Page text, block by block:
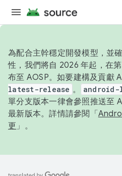
為配合主幹穩定開發模型，並
性，我們將自 2026 年起，在
布至 AOSP。如要建構及貢獻
latest-release 。
單分支版本一律會參照推送至
最新版本。詳情請參閱「
更 」。